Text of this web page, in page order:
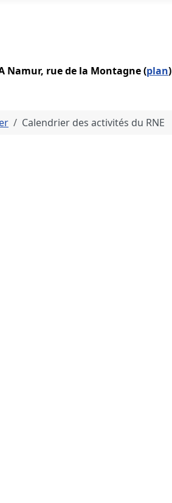
Namur, rue de la Montagne (plan)
Calendrier des activités du RNE